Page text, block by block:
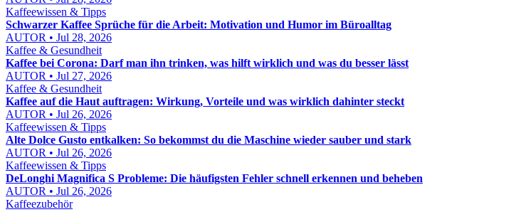
Kaffeewissen & Tipps
Schwarzer Kaffee Sprüche für die Arbeit: Motivation und Humor im Büroalltag
AUTOR • Jul 28, 2026
Kaffee & Gesundheit
Kaffee bei Corona: Darf man ihn trinken, was hilft wirklich und was du besser lässt
AUTOR • Jul 27, 2026
Kaffee & Gesundheit
Kaffee auf die Haut auftragen: Wirkung, Vorteile und was wirklich dahinter steckt
AUTOR • Jul 26, 2026
Kaffeewissen & Tipps
Alte Dolce Gusto entkalken: So bekommst du die Maschine wieder sauber und stark
AUTOR • Jul 26, 2026
Kaffeewissen & Tipps
DeLonghi Magnifica S Probleme: Die häufigsten Fehler schnell erkennen und beheben
AUTOR • Jul 26, 2026
Kaffeezubehör